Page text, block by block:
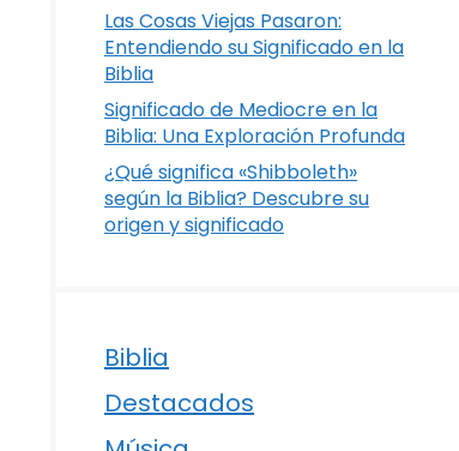
Las Cosas Viejas Pasaron:
Entendiendo su Significado en la
Biblia
Significado de Mediocre en la
Biblia: Una Exploración Profunda
¿Qué significa «Shibboleth»
según la Biblia? Descubre su
origen y significado
Biblia
Destacados